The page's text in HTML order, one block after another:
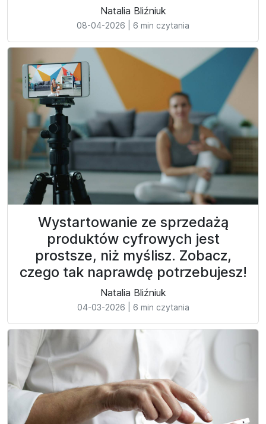
Natalia Bliźniuk
08-04-2026 6 min czytania
Wystartowanie ze sprzedażą
produktów cyfrowych jest
prostsze, niż myślisz. Zobacz,
czego tak naprawdę potrzebujesz!
Natalia Bliźniuk
04-03-2026 6 min czytania